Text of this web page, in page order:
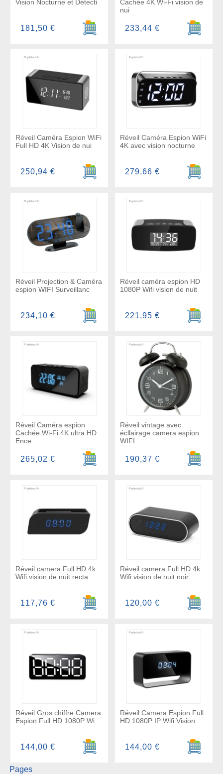
Vision Nocturne et Détecti
Ajouter au panier
181,50 €
Cachée 4K Wi-Fi vision de
nui
Ajouter
233,44 €
Réveil Caméra Espion WiFi
Full HD 4K Vision de nui
Ajouter au panier
250,94 €
Réveil Caméra Espion WiFi
4K avec vision nocturne
Ajouter
279,66 €
Réveil Projection & Caméra
espion WIFI Surveillanc
Ajouter au panier
234,10 €
Réveil caméra espion HD
1080P Wifi vision de nuit
Ajouter
221,95 €
Réveil Caméra espion
Cachée Wi-Fi 4K ultra HD
Ence
Ajouter au panier
265,02 €
Réveil vintage avec
écllairage camera espion
WIFI
Ajouter
190,37 €
Réveil camera Full HD 4k
Wifi vision de nuit recta
Ajouter au panier
117,76 €
Réveil camera Full HD 4k
Wifi vision de nuit noir
Ajouter
120,00 €
Réveil Gros chiffre Camera
Espion Full HD 1080P Wi
Ajouter au panier
144,00 €
Réveil Camera Espion Full
HD 1080P IP Wifi Vision
Ajouter
144,00 €
Pages